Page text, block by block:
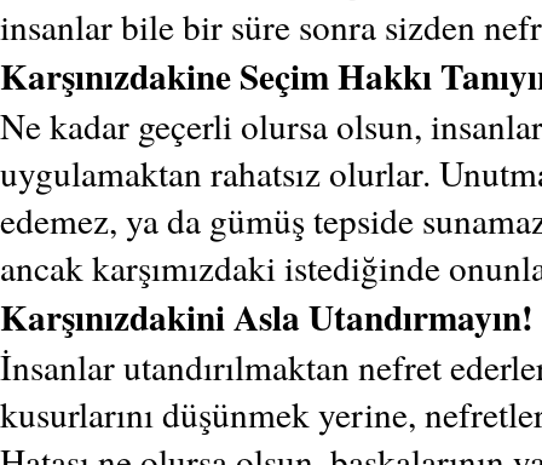
insanlar bile bir süre sonra sizden
Karşınızdakine Seçim Hakkı
Ne kadar geçerli olursa olsun,
uygulamaktan rahatsız olurlar.
edemez, ya da gümüş tepside
ancak karşımızdaki istediğinde
Karşınızdakini Asla Utandırmayın!
İnsanlar utandırılmaktan nefret
kusurlarını düşünmek yerine,